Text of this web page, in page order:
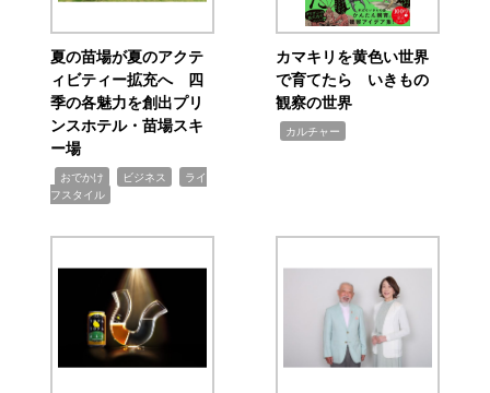
夏の苗場が夏のアクテ
ィビティー拡充へ 四
季の各魅力を創出プリ
ンスホテル・苗場スキ
ー場
おでかけ ビジネス
ライ
フスタイル
カマキリを黄色い世界
で育てたら いきもの
観察の世界
カルチャー